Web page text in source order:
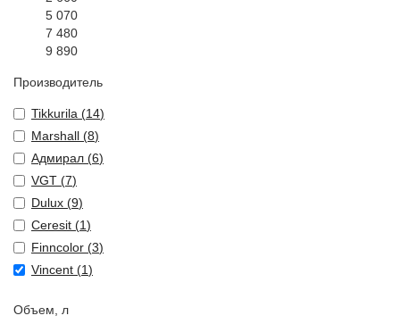
5 070
7 480
9 890
Производитель
Tikkurila (14)
Marshall (8)
Адмирал (6)
VGT (7)
Dulux (9)
Ceresit (1)
Finncolor (3)
Vincent (1)
Объем, л